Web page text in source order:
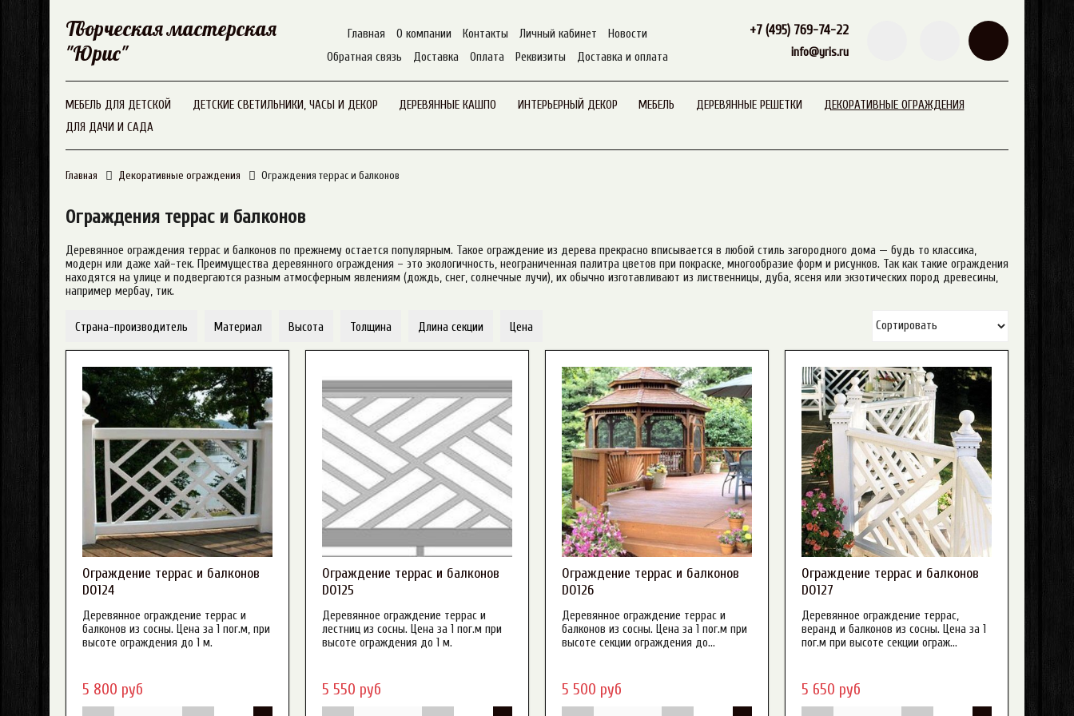
Творческая мастерская
"Юрис"
Главная О компании Контакты Личный кабинет
Новости
Обратная связь
Доставка Оплата Реквизиты Доставка и оплата
+7 (495) 769-74-22
info@yris.ru
МЕБЕЛЬ ДЛЯ ДЕТСКОЙ ДЕТСКИЕ СВЕТИЛЬНИКИ, ЧАСЫ И ДЕКОР ДЕРЕВЯННЫЕ КАШПО ИНТЕРЬЕРНЫЙ ДЕКОР МЕБЕЛЬ ДЕРЕВЯННЫЕ РЕШЕТКИ
ДЕКОРАТИВНЫЕ ОГРАЖДЕНИЯ
ДЛЯ ДАЧИ И САДА
Главная Декоративные ограждения Ограждения террас и балконов
Ограждения террас и балконов
Деревянное ограждения террас и балконов по прежнему остается популярным. Такое ограждение из дерева прекрасно вписывается в любой стиль загородного дома — будь то классика,
модерн или даже хай-тек. Преимущества деревянного ограждения – это экологичность, неограниченная палитра цветов при покраске, многообразие форм и рисунков. Так как такие ограждения
находятся на улице и подвергаются разным атмосферным явлениям (дождь, снег, солнечные лучи), их обычно изготавливают из лиственницы, дуба, ясеня или экзотических пород древесины,
например мербау, тик.
Страна-производитель
Россия
Применить Закрыть
Материал
Сосна
Применить Закрыть
Высота
900 мм
Применить Закрыть
Толщина
60 мм
Применить Закрыть
Длина секции
2200 мм
Применить Закрыть
Цена
8 300
8300
Применить Закрыть
Ограждение террас и балконов
DO124
Деревянное ограждение террас и
балконов из сосны. Цена за 1 пог.м, при
высоте ограждения до 1 м.
5 800 руб
Ограждение террас и балконов
DO125
Деревянное ограждение террас и
лестниц из сосны. Цена за 1 пог.м при
высоте ограждения до 1 м.
5 550 руб
Ограждение террас и балконов
DO126
Деревянное ограждение террас и
балконов из сосны. Цена за 1 пог.м при
высоте секции ограждения до...
5 500 руб
Ограждение террас и балконов
DO127
Деревянное ограждение террас,
веранд и балконов из сосны. Цена за 1
пог.м при высоте секции ограж...
5 650 руб